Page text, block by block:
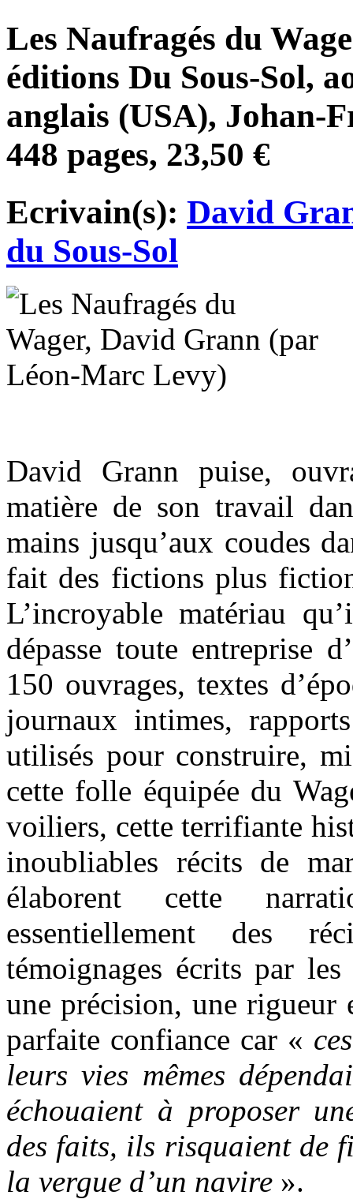
Les Naufragés du
éditions Du Sous-Sol,
anglais (USA), Johan-
448 pages, 23,50 €
Ecrivain(s): David
du Sous-Sol
David Grann puise,
matière de son travail
mains jusqu’aux coudes
fait des fictions plus
L’incroyable matériau
dépasse toute entreprise
150 ouvrages, textes
journaux intimes,
utilisés pour construire,
cette folle équipée du
voiliers, cette terrifiante
inoubliables récits de
élaborent cette
essentiellement des
témoignages écrits par
une précision, une rigueur
parfaite confiance car «
leurs vies mêmes
échouaient à proposer
des faits, ils risquaient de
la vergue d’un navire ».